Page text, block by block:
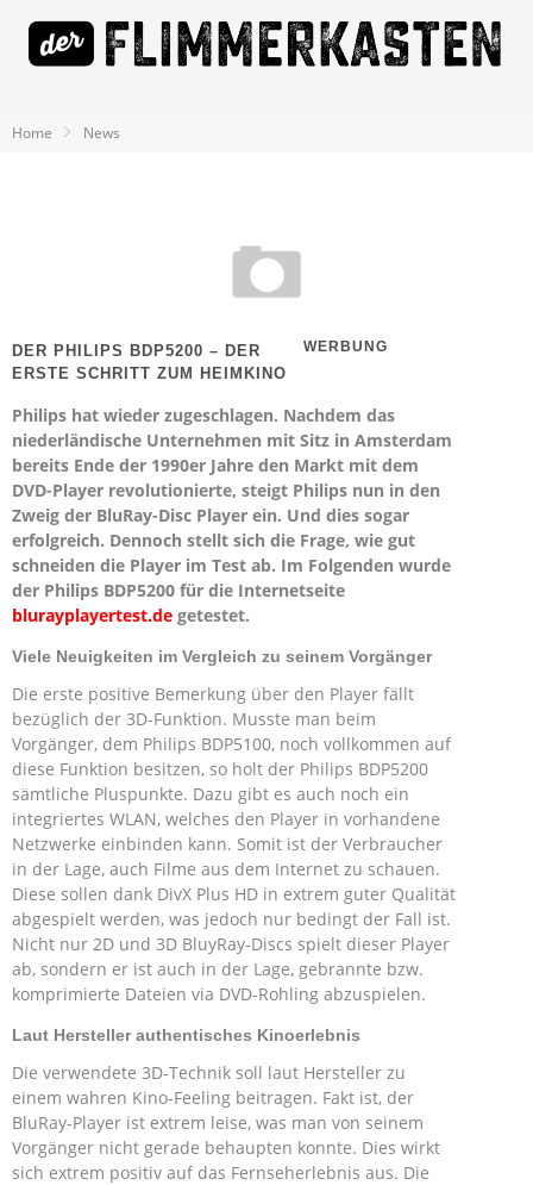
Home News
DER PHILIPS BDP5200 – DER
ERSTE SCHRITT ZUM HEIMKINO
WERBUNG
Philips hat wieder zugeschlagen. Nachdem das
niederländische Unternehmen mit Sitz in Amsterdam
bereits Ende der 1990er Jahre den Markt mit dem
DVD-Player revolutionierte, steigt Philips nun in den
Zweig der BluRay-Disc Player ein. Und dies sogar
erfolgreich. Dennoch stellt sich die Frage, wie gut
schneiden die Player im Test ab. Im Folgenden wurde
der Philips BDP5200 für die Internetseite
blurayplayertest.de getestet.
Viele Neuigkeiten im Vergleich zu seinem Vorgänger
Die erste positive Bemerkung über den Player fällt
bezüglich der 3D-Funktion. Musste man beim
Vorgänger, dem Philips BDP5100, noch vollkommen auf
diese Funktion besitzen, so holt der Philips BDP5200
sämtliche Pluspunkte. Dazu gibt es auch noch ein
integriertes WLAN, welches den Player in vorhandene
Netzwerke einbinden kann. Somit ist der Verbraucher
in der Lage, auch Filme aus dem Internet zu schauen.
Diese sollen dank DivX Plus HD in extrem guter Qualität
abgespielt werden, was jedoch nur bedingt der Fall ist.
Nicht nur 2D und 3D BluyRay-Discs spielt dieser Player
ab, sondern er ist auch in der Lage, gebrannte bzw.
komprimierte Dateien via DVD-Rohling abzuspielen.
Laut Hersteller authentisches Kinoerlebnis
Die verwendete 3D-Technik soll laut Hersteller zu
einem wahren Kino-Feeling beitragen. Fakt ist, der
BluRay-Player ist extrem leise, was man von seinem
Vorgänger nicht gerade behaupten konnte. Dies wirkt
sich extrem positiv auf das Fernseherlebnis aus. Die